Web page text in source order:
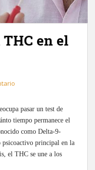
en el
pasar un test de
tiempo permanece el
como Delta-9-
psicoactivo principal en la
el THC se une a los